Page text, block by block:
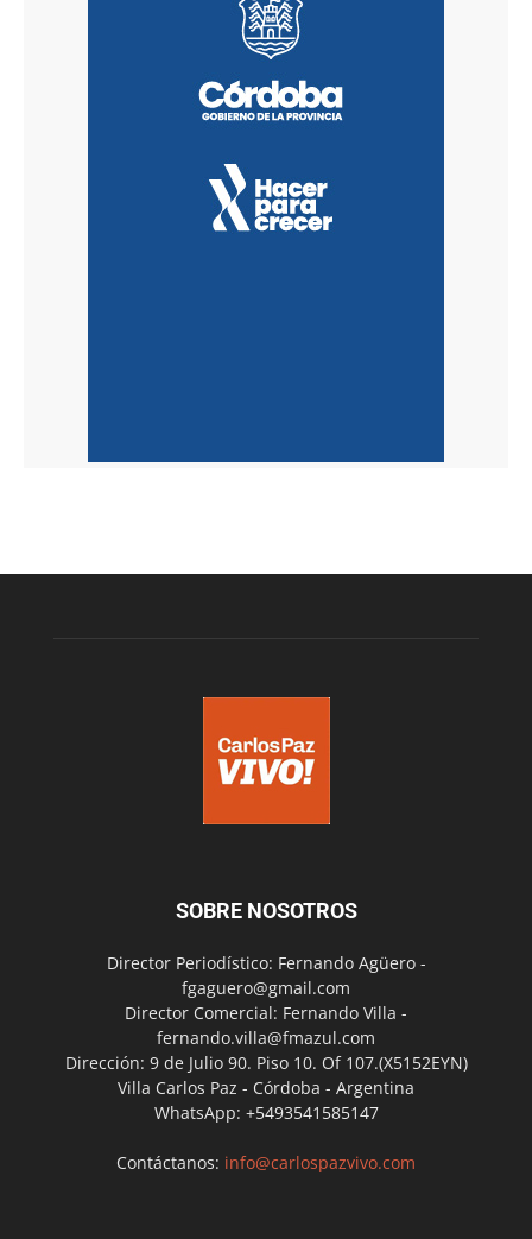
SOBRE NOSOTROS
Director Periodístico: Fernando Agüero -
fgaguero@gmail.com
Director Comercial: Fernando Villa -
fernando.villa@fmazul.com
Dirección: 9 de Julio 90. Piso 10. Of 107.(X5152EYN)
Villa Carlos Paz - Córdoba - Argentina
WhatsApp: +5493541585147
Contáctanos: info@carlospazvivo.com